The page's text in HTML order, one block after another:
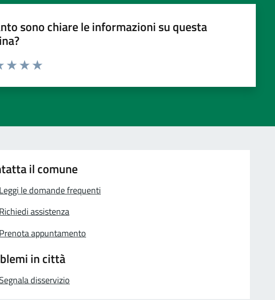
sono chiare le informazioni su questa
il comune
le domande frequenti
assistenza
appuntamento
in città
disservizio